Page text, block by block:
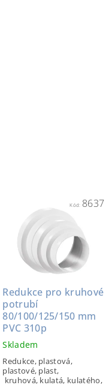
Kód: 8637
Redukce pro kruhové
potrubí
80/100/125/150 mm
PVC 310p
Skladem
Redukce, plastová,
plastové, plast,
kruhová, kulatá, kulatého,